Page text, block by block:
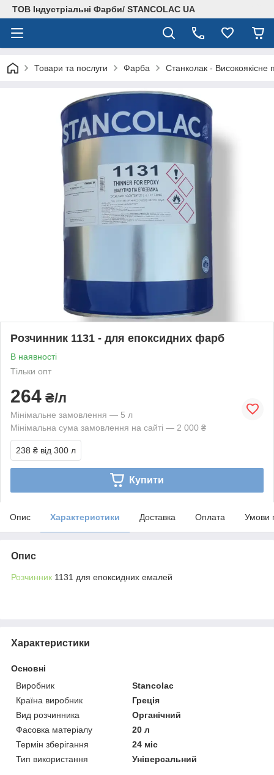
ТОВ Індустріальні Фарби/ STANCOLAC UA
Товари та послуги Фарба Станколак - Високоякісне
Розчинник 1131 - для епоксидних фарб
В наявності
Тільки опт
264 ₴/л
Мінімальне замовлення — 5 л
Мінімальна сума замовлення на сайті — 2 000 ₴
238 ₴ від 300 л
Купити
Опис Характеристики Доставка Оплата Умови
Опис
Розчинник 1131 для епоксидних емалей
Характеристики
Основні
Виробник
Stancolac
Країна виробник
Греція
Вид розчинника
Органічний
Фасовка матеріалу
20 л
Термін зберігання
24 міс
Тип використання
Універсальний